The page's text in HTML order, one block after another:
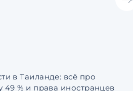
в Таиланде: всё про
% и права иностранцев